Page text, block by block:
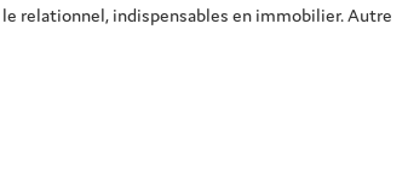
relationnel, indispensables en immobilier. Autre